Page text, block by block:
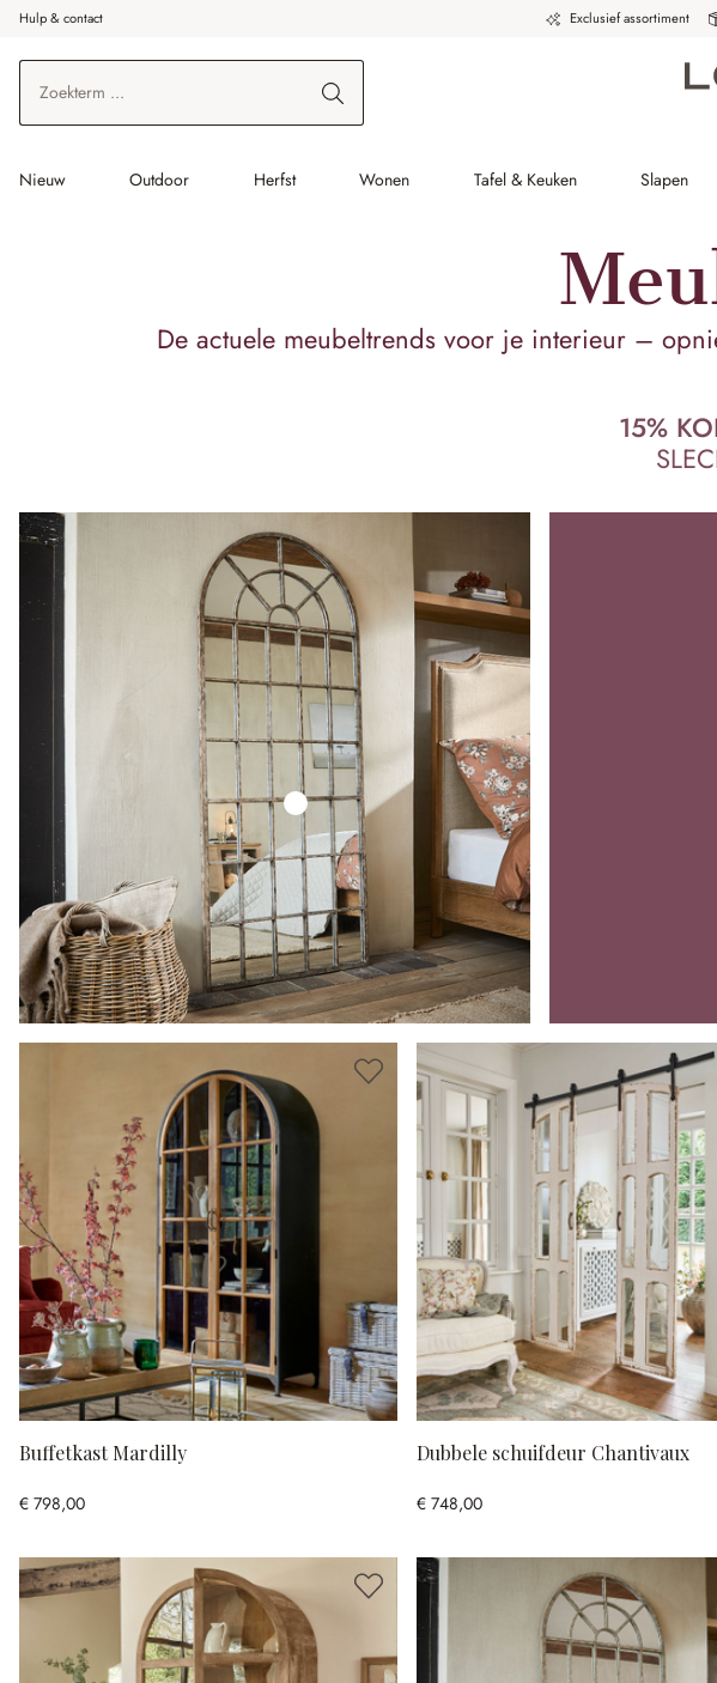
de hoofdinhoud
Ga naar zoeken
Ga naar de hoofdnavigatie
Hulp & contact Exclusief assortiment
Nieuw Outdoor Herfst Wonen Tafel & Keuken Slapen
De actuele meubeltrends voor je interieur –
15%
Buffetkast Mardilly
€ 798,00
Dubbele schuifdeur Chantivaux
€ 748,00